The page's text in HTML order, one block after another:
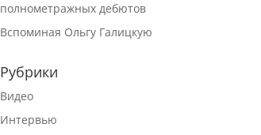
полнометражных дебютов
Вспоминая Ольгу Галицкую
Рубрики
Видео
Интервью